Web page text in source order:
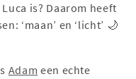
is? Daarom heeft
‘maan’ en ‘licht’ 🌙
Adam een echte